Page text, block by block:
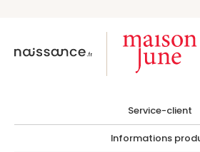
Service-client
Informations